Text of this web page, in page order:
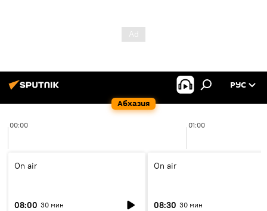
Абхазия
РУС
00:00 01:00
On air
08:00 30 мин
On air
08:30 30 мин